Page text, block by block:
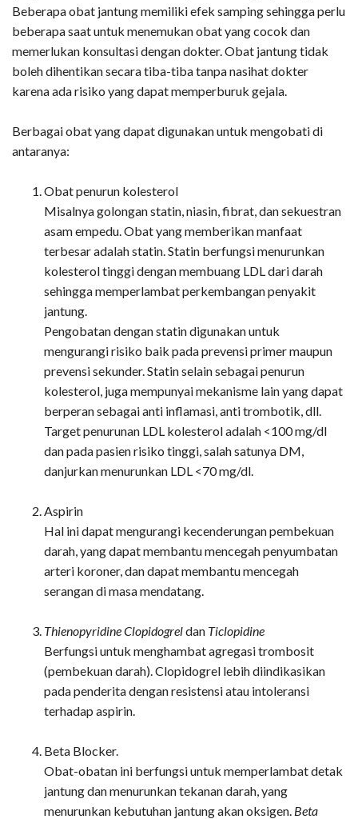
Beberapa obat jantung memiliki efek samping sehingga perlu
beberapa saat untuk menemukan obat yang cocok dan
memerlukan konsultasi dengan dokter. Obat jantung tidak
boleh dihentikan secara tiba-tiba tanpa nasihat dokter
karena ada risiko yang dapat memperburuk gejala.
Berbagai obat yang dapat digunakan untuk mengobati di
antaranya:
Obat penurun kolesterol
Misalnya golongan statin, niasin, fibrat, dan sekuestran
asam empedu. Obat yang memberikan manfaat
terbesar adalah statin. Statin berfungsi menurunkan
kolesterol tinggi dengan membuang LDL dari darah
sehingga memperlambat perkembangan penyakit
jantung.
Pengobatan dengan statin digunakan untuk
mengurangi risiko baik pada prevensi primer maupun
prevensi sekunder. Statin selain sebagai penurun
kolesterol, juga mempunyai mekanisme lain yang dapat
berperan sebagai anti inflamasi, anti trombotik, dll.
Target penurunan LDL kolesterol adalah <100 mg/dl
dan pada pasien risiko tinggi, salah satunya DM,
danjurkan menurunkan LDL <70 mg/dl.
Aspirin
Hal ini dapat mengurangi kecenderungan pembekuan
darah, yang dapat membantu mencegah penyumbatan
arteri koroner, dan dapat membantu mencegah
serangan di masa mendatang.
Thienopyridine Clopidogreldan Ticlopidine
Berfungsi untuk menghambat agregasi trombosit
(pembekuan darah). Clopidogrel lebih diindikasikan
pada penderita dengan resistensi atau intoleransi
terhadap aspirin.
Beta Blocker.
Obat-obatan ini berfungsi untuk memperlambat detak
jantung dan menurunkan tekanan darah, yang
menurunkan kebutuhan jantung akan oksigen. Beta